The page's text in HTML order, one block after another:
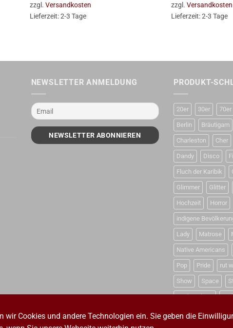
zzgl. Versandkosten
Lieferzeit:2-3 Tage
zzgl. Versandkosten
Lieferzeit:2-3 Tage
NEWSLETTER ANMELDUNG PRODUKT-
20er 30er 70er
Berlin Bräutigam
Charleston Cher
Dandy Disco
Fluch der Karibik
Glimmer Glitter
Hochzeit Horror
indigene
Lady Matrose
Native Americans
Pop Pride rut
Show Space
Weihnachten
wir Cookies und andere Technologien ein. Sie geben die